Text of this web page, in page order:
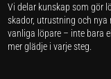
Vi delar kunskap som gör
skador, utrustning och
vanliga löpare – inte bara
mer glädje i varje steg.